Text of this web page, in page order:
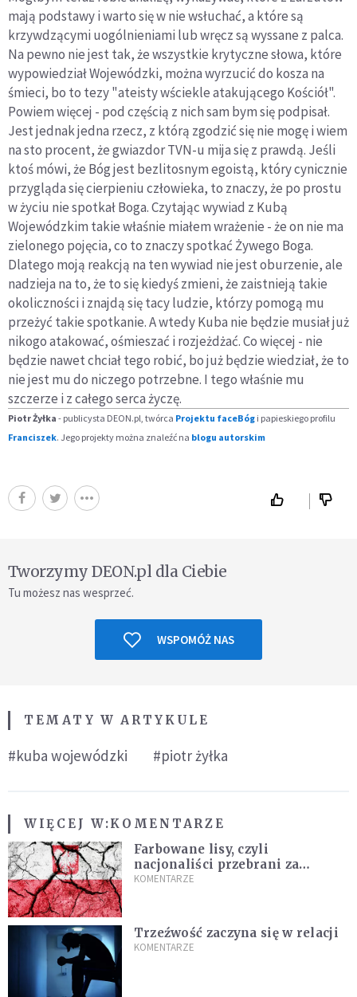
mają podstawy i warto się w nie wsłuchać, a które są
krzywdzącymi uogólnieniami lub wręcz są wyssane z palca.
Na pewno nie jest tak, że wszystkie krytyczne słowa, które
wypowiedział Wojewódzki, można wyrzucić do kosza na
śmieci, bo to tezy "ateisty wściekle atakującego Kościół".
Powiem więcej - pod częścią z nich sam bym się podpisał.
Jest jednak jedna rzecz, z którą zgodzić się nie mogę i wiem
na sto procent, że gwiazdor TVN-u mija się z prawdą. Jeśli
ktoś mówi, że Bóg jest bezlitosnym egoistą, który cynicznie
przygląda się cierpieniu człowieka, to znaczy, że po prostu
w życiu nie spotkał Boga. Czytając wywiad z Kubą
Wojewódzkim takie właśnie miałem wrażenie - że on nie ma
zielonego pojęcia, co to znaczy spotkać Żywego Boga.
Dlatego moją reakcją na ten wywiad nie jest oburzenie, ale
nadzieja na to, że to się kiedyś zmieni, że zaistnieją takie
okoliczności i znajdą się tacy ludzie, którzy pomogą mu
przeżyć takie spotkanie. A wtedy Kuba nie będzie musiał już
nikogo atakować, ośmieszać i rozjeżdżać. Co więcej - nie
będzie nawet chciał tego robić, bo już będzie wiedział, że to
nie jest mu do niczego potrzebne. I tego właśnie mu
szczerze i z całego serca życzę.
Piotr Żyłka - publicysta DEON.pl, twórca Projektu faceBóg i papieskiego profilu
Franciszek. Jego projekty można znaleźć na blogu autorskim
Tworzymy DEON.pl dla Ciebie
Tu możesz nas wesprzeć.
WSPOMÓŻ NAS
TEMATY W ARTYKULE
#kuba wojewódzki #piotr żyłka
WIĘCEJ W:KOMENTARZE
Farbowane lisy, czyli
nacjonaliści przebrani za
chrześcijan
KOMENTARZE
Trzeźwość zaczyna się w relacji
KOMENTARZE